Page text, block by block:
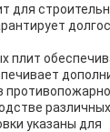
для
плит
указаны для